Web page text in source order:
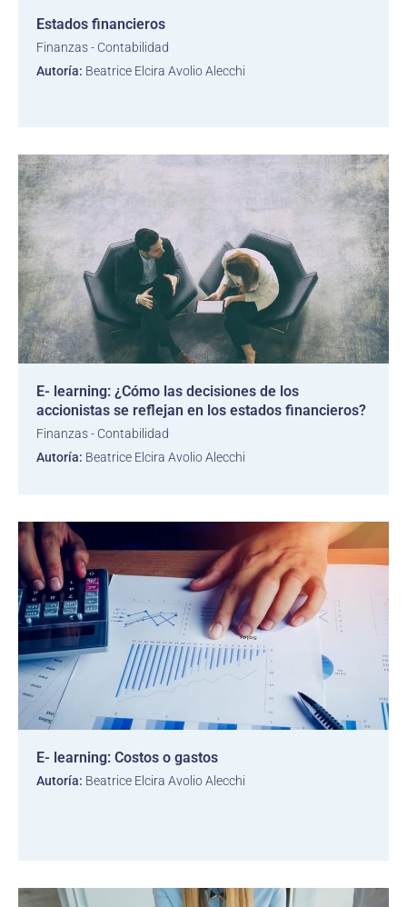
Estados financieros
Finanzas - Contabilidad
Autoría: Beatrice Elcira Avolio Alecchi
E- learning: ¿Cómo las decisiones de los
accionistas se reflejan en los estados financieros?
Finanzas - Contabilidad
Autoría: Beatrice Elcira Avolio Alecchi
E- learning: Costos o gastos
Autoría: Beatrice Elcira Avolio Alecchi